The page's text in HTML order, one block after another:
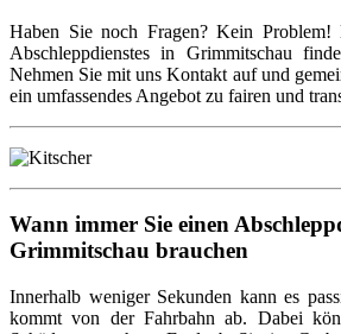
Haben Sie noch Fragen? Kein Problem!
Abschleppdienstes in Grimmitschau
Nehmen Sie mit uns Kontakt auf und
ein umfassendes Angebot zu fairen und
Wann immer Sie einen
Grimmitschau brauchen
Innerhalb weniger Sekunden kann es
kommt von der Fahrbahn ab. Dabei